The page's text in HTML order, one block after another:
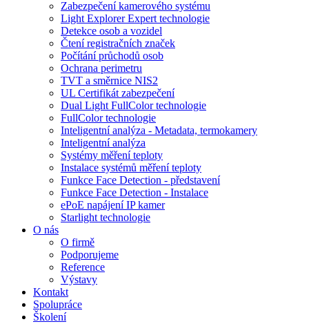
Zabezpečení kamerového systému
Light Explorer Expert technologie
Detekce osob a vozidel
Čtení registračních značek
Počítání průchodů osob
Ochrana perimetru
TVT a směrnice NIS2
UL Certifikát zabezpečení
Dual Light FullColor technologie
FullColor technologie
Inteligentní analýza - Metadata, termokamery
Inteligentní analýza
Systémy měření teploty
Instalace systémů měření teploty
Funkce Face Detection - představení
Funkce Face Detection - Instalace
ePoE napájení IP kamer
Starlight technologie
O nás
O firmě
Podporujeme
Reference
Výstavy
Kontakt
Spolupráce
Školení